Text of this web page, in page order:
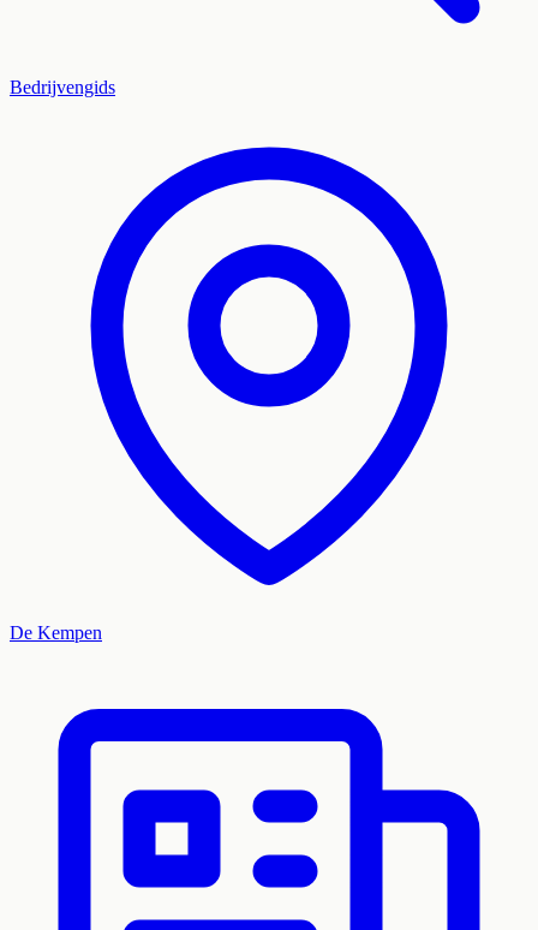
Bedrijvengids
De Kempen